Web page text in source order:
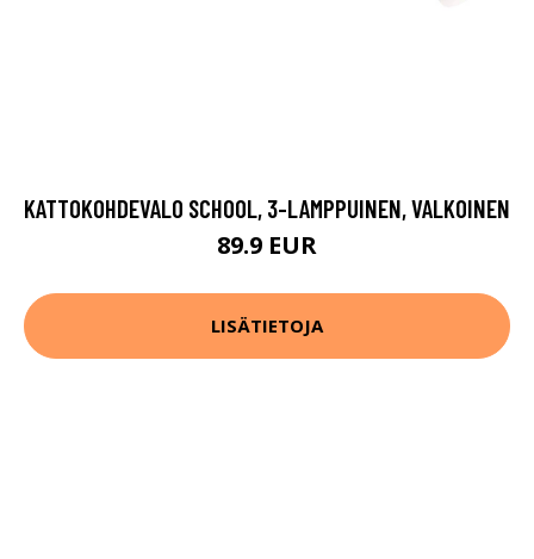
KATTOKOHDEVALO SCHOOL, 3-LAMPPUINEN, VALKOINEN
89.9 EUR
LISÄTIETOJA